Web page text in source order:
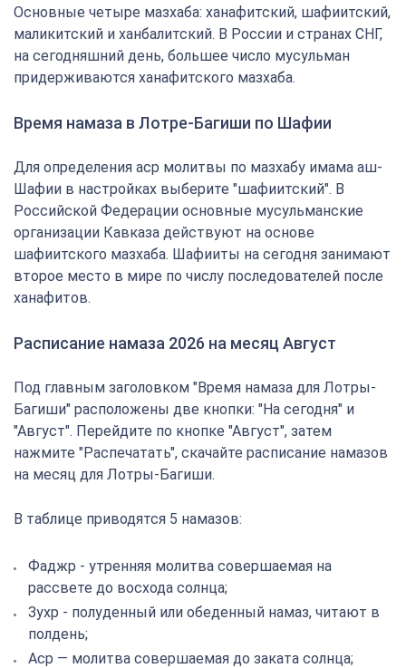
Основные четыре мазхаба: ханафитский, шафиитский,
маликитский и ханбалитский. В России и странах СНГ,
на сегодняшний день, большее число мусульман
придерживаются ханафитского мазхаба.
Время намаза в Лотре-Багиши по Шафии
Для определения аср молитвы по мазхабу имама аш-
Шафии в настройках выберите "шафиитский". В
Российской Федерации основные мусульманские
организации Кавказа действуют на основе
шафиитского мазхаба. Шафииты на сегодня занимают
второе место в мире по числу последователей после
ханафитов.
Расписание намаза 2026 на месяц Август
Под главным заголовком "Время намаза для Лотры-
Багиши" расположены две кнопки: "На сегодня" и
"Август". Перейдите по кнопке "Август", затем
нажмите "Распечатать", скачайте расписание намазов
на месяц для Лотры-Багиши.
В таблице приводятся 5 намазов:
Фаджр - утренняя молитва совершаемая на
рассвете до восхода солнца;
Зухр - полуденный или обеденный намаз, читают в
полдень;
Аср — молитва совершаемая до заката солнца;